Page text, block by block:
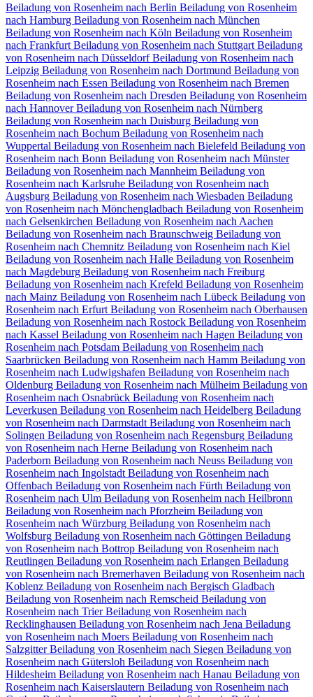
Beiladung von Rosenheim nach Berlin Beiladung von Rosenheim
nach Hamburg Beiladung von Rosenheim nach München
Beiladung von Rosenheim nach Köln Beiladung von Rosenheim
nach Frankfurt Beiladung von Rosenheim nach Stuttgart Beiladung
von Rosenheim nach DüsseldorfBeiladung von Rosenheim nach
Leipzig Beiladung von Rosenheim nach Dortmund Beiladung von
Rosenheim nach Essen Beiladung von Rosenheim nach Bremen
Beiladung von Rosenheim nach Dresden Beiladung von Rosenheim
nach HannoverBeiladung von Rosenheim nach Nürnberg
Beiladung von Rosenheim nach Duisburg Beiladung von
Rosenheim nach Bochum Beiladung von Rosenheim nach
Wuppertal Beiladung von Rosenheim nach Bielefeld Beiladung von
Rosenheim nach Bonn Beiladung von Rosenheim nach Münster
Beiladung von Rosenheim nach Mannheim Beiladung von
Rosenheim nach Karlsruhe Beiladung von Rosenheim nach
Augsburg Beiladung von Rosenheim nach Wiesbaden Beiladung
von Rosenheim nach Mönchengladbach Beiladung von Rosenheim
nach Gelsenkirchen Beiladung von Rosenheim nach Aachen
Beiladung von Rosenheim nach Braunschweig Beiladung von
Rosenheim nach Chemnitz⁠ Beiladung von Rosenheim nach Kiel
Beiladung von Rosenheim nach Halle Beiladung von Rosenheim
nach Magdeburg Beiladung von Rosenheim nach Freiburg
Beiladung von Rosenheim nach Krefeld Beiladung von Rosenheim
nach Mainz Beiladung von Rosenheim nach Lübeck Beiladung von
Rosenheim nach Erfurt Beiladung von Rosenheim nach Oberhausen
Beiladung von Rosenheim nach Rostock Beiladung von Rosenheim
nach Kassel Beiladung von Rosenheim nach Hagen Beiladung von
Rosenheim nach Potsdam Beiladung von Rosenheim nach
Saarbrücken Beiladung von Rosenheim nach Hamm Beiladung von
Rosenheim nach Ludwigshafen Beiladung von Rosenheim nach
Oldenburg Beiladung von Rosenheim nach Mülheim Beiladung von
Rosenheim nach Osnabrück Beiladung von Rosenheim nach
Leverkusen Beiladung von Rosenheim nach Heidelberg Beiladung
von Rosenheim nach Darmstadt Beiladung von Rosenheim nach
Solingen Beiladung von Rosenheim nach Regensburg Beiladung
von Rosenheim nach Herne Beiladung von Rosenheim nach
Paderborn Beiladung von Rosenheim nach Neuss Beiladung von
Rosenheim nach Ingolstadt Beiladung von Rosenheim nach
Offenbach Beiladung von Rosenheim nach Fürth Beiladung von
Rosenheim nach Ulm Beiladung von Rosenheim nach Heilbronn
Beiladung von Rosenheim nach Pforzheim Beiladung von
Rosenheim nach Würzburg Beiladung von Rosenheim nach
Wolfsburg Beiladung von Rosenheim nach Göttingen Beiladung
von Rosenheim nach Bottrop Beiladung von Rosenheim nach
Reutlingen Beiladung von Rosenheim nach Erlangen Beiladung
von Rosenheim nach Bremerhaven Beiladung von Rosenheim nach
Koblenz Beiladung von Rosenheim nach Bergisch Gladbach
Beiladung von Rosenheim nach Remscheid Beiladung von
Rosenheim nach TrierBeiladung von Rosenheim nach
Recklinghausen Beiladung von Rosenheim nach Jena Beiladung
von Rosenheim nach Moers Beiladung von Rosenheim nach
SalzgitterBeiladung von Rosenheim nach Siegen Beiladung von
Rosenheim nach Gütersloh Beiladung von Rosenheim nach
Hildesheim Beiladung von Rosenheim nach Hanau Beiladung von
Rosenheim nach Kaiserslautern Beiladung von Rosenheim nach